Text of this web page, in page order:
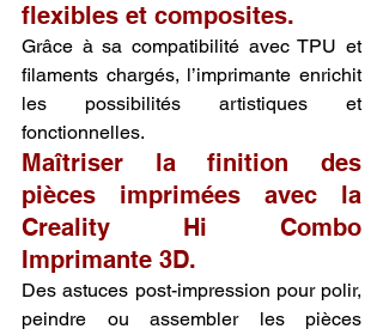
flexibles et composites.
Grâce à sa compatibilité avec TPU et
filaments chargés, l’imprimante enrichit
les possibilités artistiques et
fonctionnelles.
Maîtriser la finition des
pièces imprimées avec la
Creality Hi Combo
Imprimante 3D.
Des astuces post-impression pour polir,
peindre ou assembler les pièces